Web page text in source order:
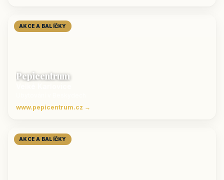
AKCE A BALÍČKY
Pepicentrum
www.pepicentrum.cz →
AKCE A BALÍČKY